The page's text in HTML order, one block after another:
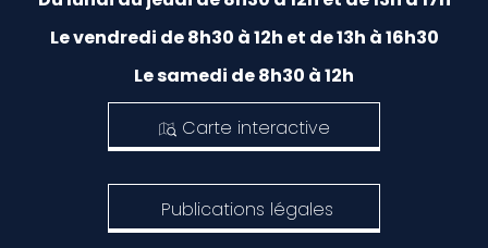
Le vendredi de 8h30 à 12h et de 13h à 16h30
Le samedi de 8h30 à 12h
Carte interactive
Publications légales